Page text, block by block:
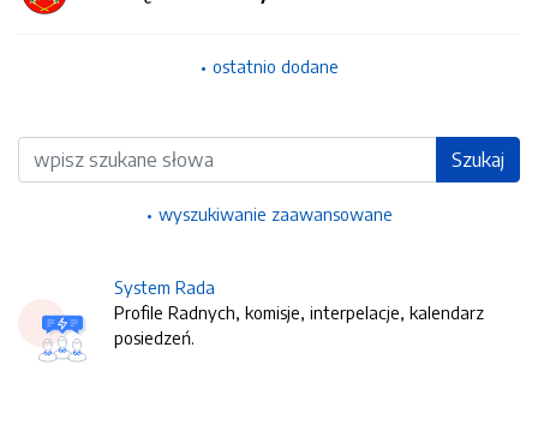
ostatnio dodane
Wyszukiwarka Szukaj
wyszukiwanie zaawansowane
System Rada
Profile Radnych, komisje, interpelacje, kalendarz
posiedzeń.